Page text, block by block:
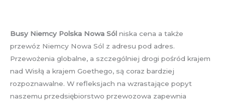
Busy Niemcy Polska Nowa Sól niska cena a także
przewóz Niemcy Nowa Sól z adresu pod adres.
Przewożenia globalne, a szczególniej drogi pośród krajem
nad Wisłą a krajem Goethego, są coraz bardziej
rozpoznawalne. W refleksjach na wzrastające popyt
naszemu przedsiębiorstwo przewozowa zapewnia